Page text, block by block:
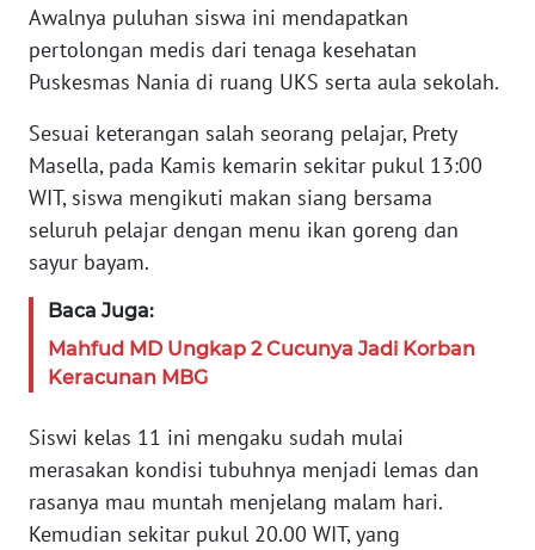
Awalnya puluhan siswa ini mendapatkan
pertolongan medis dari tenaga kesehatan
Puskesmas Nania di ruang UKS serta aula sekolah.
Sesuai keterangan salah seorang pelajar, Prety
Masella, pada Kamis kemarin sekitar pukul 13:00
WIT, siswa mengikuti makan siang bersama
seluruh pelajar dengan menu ikan goreng dan
sayur bayam.
Baca Juga:
Mahfud MD Ungkap 2 Cucunya Jadi Korban
Keracunan MBG
Siswi kelas 11 ini mengaku sudah mulai
merasakan kondisi tubuhnya menjadi lemas dan
rasanya mau muntah menjelang malam hari.
Kemudian sekitar pukul 20.00 WIT, yang
WN
WN
BANTEN
WN
NTT
WN
WN
PAPUA
BARAT